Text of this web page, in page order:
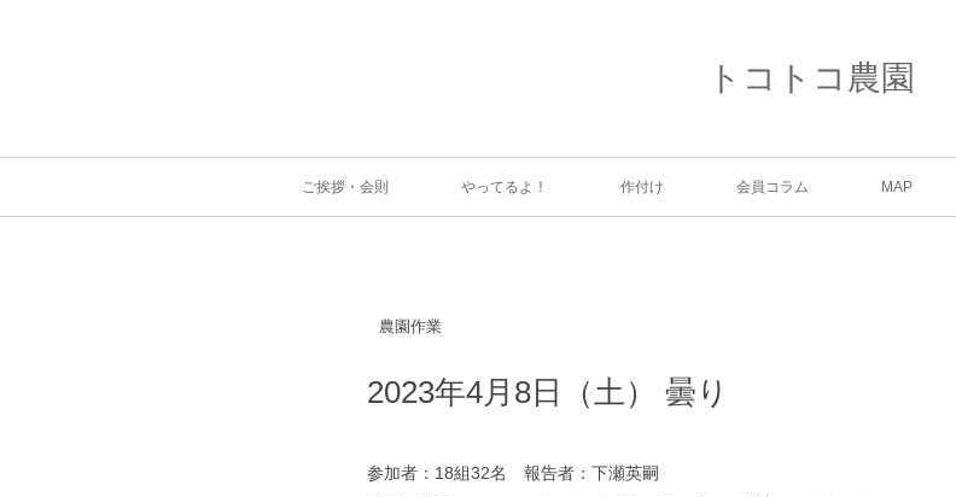
トコトコ農園
ご挨拶・会則 やってるよ！ 作付け 会員コラム MAP
農園作業
2023年4月8日（土） 曇り
参加者：18組32名 報告者：下瀬英嗣